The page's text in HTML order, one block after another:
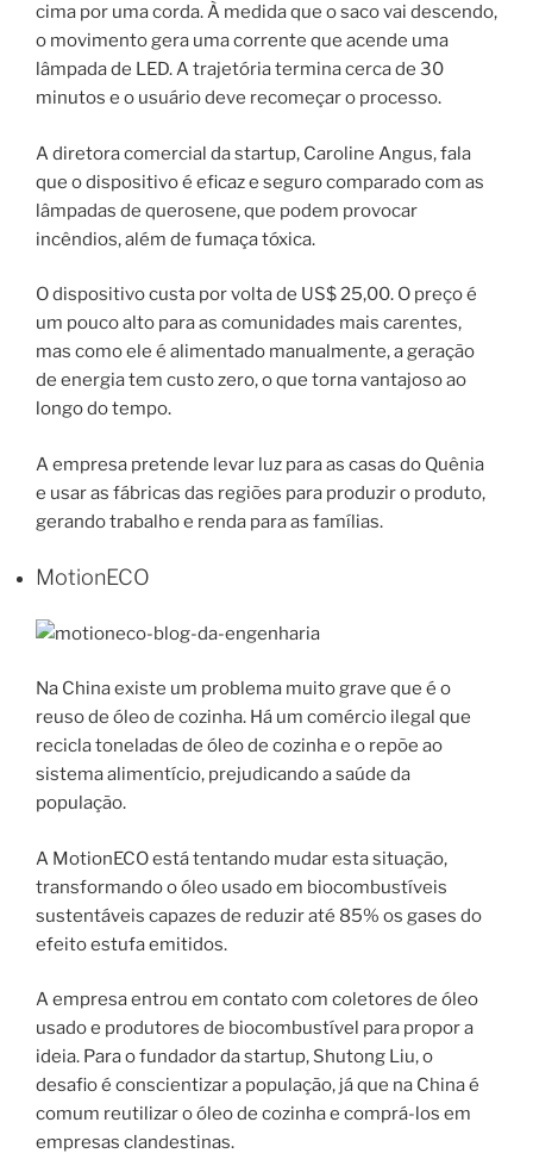
cima por uma corda. À medida que o saco vai descendo,
o movimento gera uma corrente que acende uma
lâmpada de LED. A trajetória termina cerca de 30
minutos e o usuário deve recomeçar o processo.
A diretora comercial da startup, Caroline Angus, fala
que o dispositivo é eficaz e seguro comparado com as
lâmpadas de querosene, que podem provocar
incêndios, além de fumaça tóxica.
O dispositivo custa por volta de US$ 25,00. O preço é
um pouco alto para as comunidades mais carentes,
mas como ele é alimentado manualmente, a geração
de energia tem custo zero, o que torna vantajoso ao
longo do tempo.
A empresa pretende levar luz para as casas do Quênia
e usar as fábricas das regiões para produzir o produto,
gerando trabalho e renda para as famílias.
MotionECO
Na China existe um problema muito grave que é o
reuso de óleo de cozinha. Há um comércio ilegal que
recicla toneladas de óleo de cozinha e o repõe ao
sistema alimentício, prejudicando a saúde da
população.
A MotionECO está tentando mudar esta situação,
transformando o óleo usado em biocombustíveis
sustentáveis capazes de reduzir até 85% os gases do
efeito estufa emitidos.
A empresa entrou em contato com coletores de óleo
usado e produtores de biocombustível para propor a
ideia. Para o fundador da startup, Shutong Liu, o
desafio é conscientizar a população, já que na China é
comum reutilizar o óleo de cozinha e comprá-los em
empresas clandestinas.